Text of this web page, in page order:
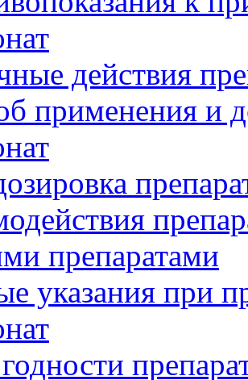
действия
применения и
препаратами
указания при